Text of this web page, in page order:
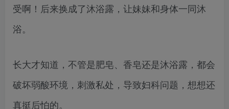
受啊！后来换成了沐浴露，让妹妹和身体一同沐
浴。
长大才知道，不管是肥皂、香皂还是沐浴露，都会
破坏弱酸环境，刺激私处，导致妇科问题，想想还
真挺后怕的。